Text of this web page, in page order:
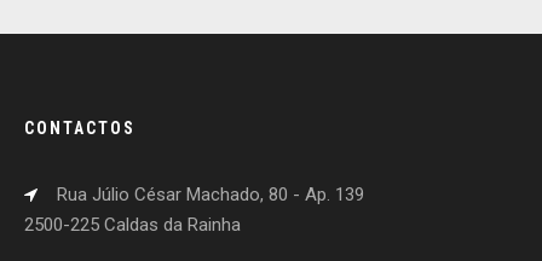
CONTACTOS
Rua Júlio César Machado, 80 - Ap. 139
2500-225 Caldas da Rainha